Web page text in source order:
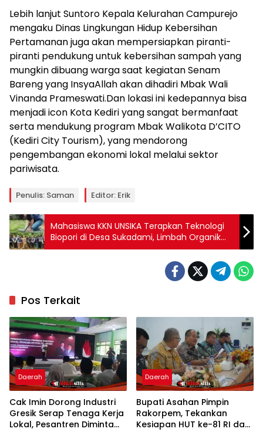
Lebih lanjut Suntoro Kepala Kelurahan Campurejo
mengaku Dinas Lingkungan Hidup Kebersihan
Pertamanan juga akan mempersiapkan piranti-
piranti pendukung untuk kebersihan sampah yang
mungkin dibuang warga saat kegiatan Senam
Bareng yang InsyaAllah akan dihadiri Mbak Wali
Vinanda Prameswati.Dan lokasi ini kedepannya bisa
menjadi icon Kota Kediri yang sangat bermanfaat
serta mendukung program Mbak Walikota D’CITO
(Kediri City Tourism), yang mendorong
pengembangan ekonomi lokal melalui sektor
pariwisata.
Penulis: Saman Editor: Erik
Mahasiswa KKN UNSIKA Terapkan Teknologi
Biopori di Desa Sukadami, Limbah Organik
Diolah Jadi Kompos
Pos Terkait
Daerah
Cak Imin Dorong Industri
Gresik Serap Tenaga Kerja
Lokal, Pesantren Diminta
Daerah
Bupati Asahan Pimpin
Rakorpem, Tekankan
Kesiapan HUT ke-81 RI dan